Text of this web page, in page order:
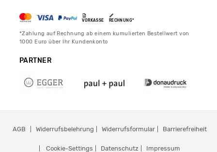
VORKASSE RECHNUNG*
*Zahlung auf Rechnung ab einem kumulierten Bestellwert von
1000 Euro über Ihr Kundenkonto
PARTNER
AGB Widerrufsbelehrung Widerrufsformular Barrierefreiheit
Cookie-Settings Datenschutz Impressum